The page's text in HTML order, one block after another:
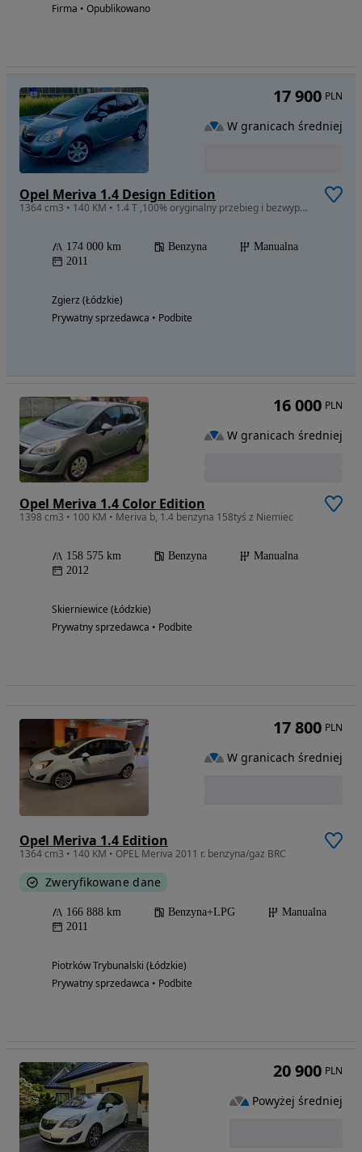
Firma • Opublikowano
Opel Meriva 1.4 Design Edition
1364 cm3 • 140 KM • 1.4 T ,100% oryginalny przebieg i bezwypadkowość, książki !!!
174 000 km Benzyna
Manualna
2011
Zgierz (Łódzkie)
Prywatny sprzedawca • Podbite
17 900 PLN
W granicach średniej
Opel Meriva 1.4 Color Edition
1398 cm3 • 100 KM • Meriva b, 1.4 benzyna 158tyś z Niemiec
158 575 km Benzyna
Manualna
2012
Skierniewice (Łódzkie)
Prywatny sprzedawca • Podbite
16 000 PLN
W granicach średniej
Opel Meriva 1.4 Edition
1364 cm3 • 140 KM • OPEL Meriva 2011 r. benzyna/gaz BRC
Zweryfikowane dane
166 888 km Benzyna+LPG
Manualna
2011
Piotrków Trybunalski (Łódzkie)
Prywatny sprzedawca • Podbite
17 800 PLN
W granicach średniej
20 900 PLN
Powyżej średniej